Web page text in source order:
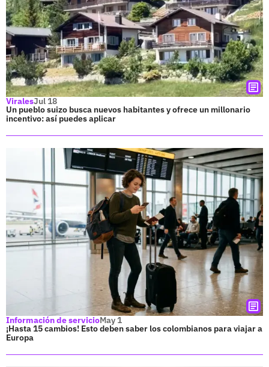
ViralesJul 18
Un pueblo suizo busca nuevos habitantes y ofrece un millonario
incentivo: así puedes aplicar
Información de servicioMay 1
¡Hasta 15 cambios! Esto deben saber los colombianos para viajar a
Europa